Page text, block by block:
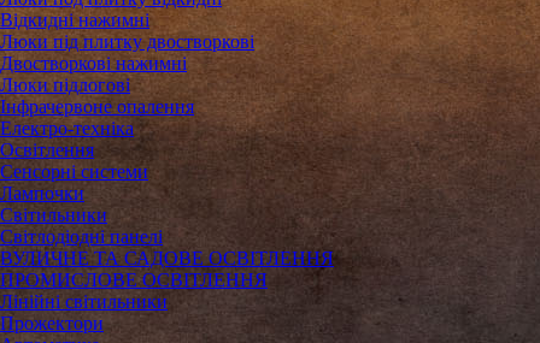
Відкидні нажимні
Люки під плитку двостворкові
Двостворкові нажимні
Люки підлогові
Інфрачервоне опалення
Електро-техніка
Освітлення
Сенсорні системи
Лампочки
Світильники
Світлодіодні панелі
ВУЛИЧНЕ ТА САДОВЕ ОСВІТЛЕННЯ
ПРОМИСЛОВЕ ОСВІТЛЕННЯ
Лінійні світильники
Прожектори